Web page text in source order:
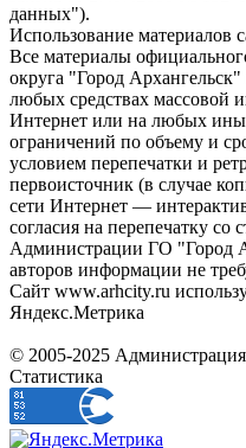
данных").
Использование материалов
Все материалы
округа "Город
любых средствах массовой
Интернет или на любых
ограничений по объему и
условием перепечатки и
первоисточник (в случае
сети Интернет —
согласия на перепечатку
Администрации ГО "Город
авторов информации не
Сайт www.arhcity.ru
Яндекс.Метрика
© 2005-2025
Статистика